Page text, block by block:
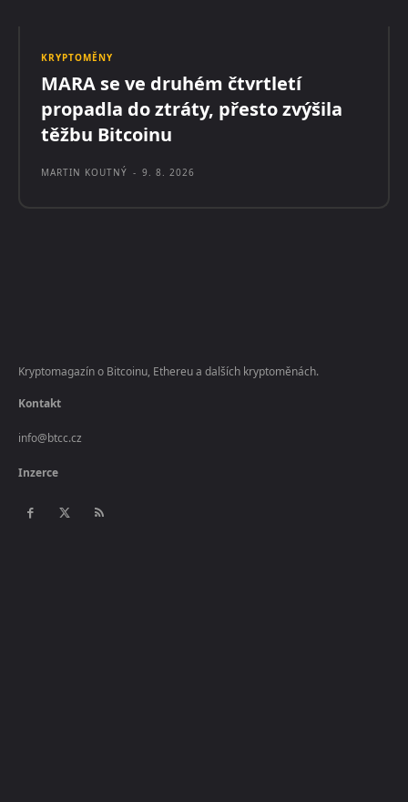
KRYPTOMĚNY
MARA se ve druhém čtvrtletí
propadla do ztráty, přesto zvýšila
těžbu Bitcoinu
MARTIN KOUTNÝ - 9. 8. 2026
Kryptomagazín o Bitcoinu, Ethereu a dalších kryptoměnách.
Kontakt
info@btcc.cz
Inzerce